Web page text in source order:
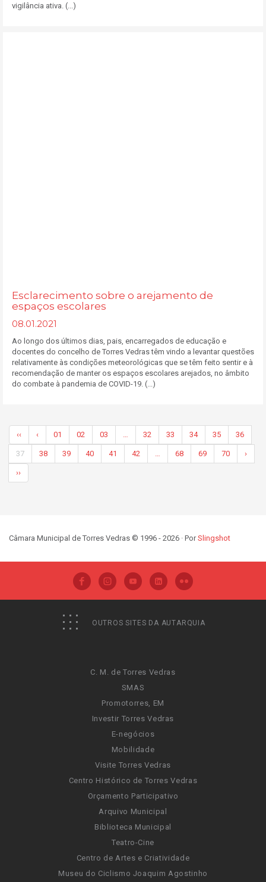
vigilância ativa. (...)
Esclarecimento sobre o arejamento de
espaços escolares
08.01.2021
Ao longo dos últimos dias, pais, encarregados de educação e
docentes do concelho de Torres Vedras têm vindo a levantar questões
relativamente às condições meteorológicas que se têm feito sentir e à
recomendação de manter os espaços escolares arejados, no âmbito
do combate à pandemia de COVID-19. (...)
‹‹ ‹ 01 02 03 … 32 33 34 35 36
37 38 39 40 41 42 … 68 69 70 ›
››
Câmara Municipal de Torres Vedras © 1996 - 2026 · PorSlingshot
OUTROS SITES DA AUTARQUIA
C. M. de Torres Vedras
SMAS
Promotorres, EM
Investir Torres Vedras
E-negócios
Mobilidade
Visite Torres Vedras
Centro Histórico de Torres Vedras
Orçamento Participativo
Arquivo Municipal
Biblioteca Municipal
Teatro-Cine
Centro de Artes e Criatividade
Museu do Ciclismo Joaquim Agostinho